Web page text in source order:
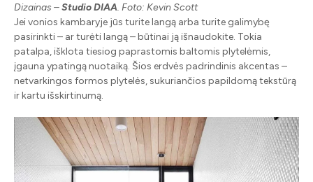
Dizainas –Studio DIAA. Foto: Kevin Scott
Jei vonios kambaryje jūs turite langą arba turite galimybę
pasirinkti – ar turėti langą – būtinai ją išnaudokite. Tokia
patalpa, išklota tiesiog paprastomis baltomis plytelėmis,
įgauna ypatingą nuotaiką. Šios erdvės padrindinis akcentas –
netvarkingos formos plytelės, sukuriančios papildomą tekstūrą
ir kartu išskirtinumą.